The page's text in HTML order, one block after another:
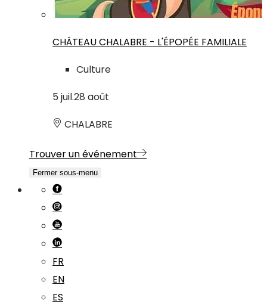
CHÂTEAU CHALABRE - L'ÉPOPÉE FAMILIALE
Culture
5 juil.28 août
CHALABRE
Trouver un événement
Fermer sous-menu
FR
EN
ES